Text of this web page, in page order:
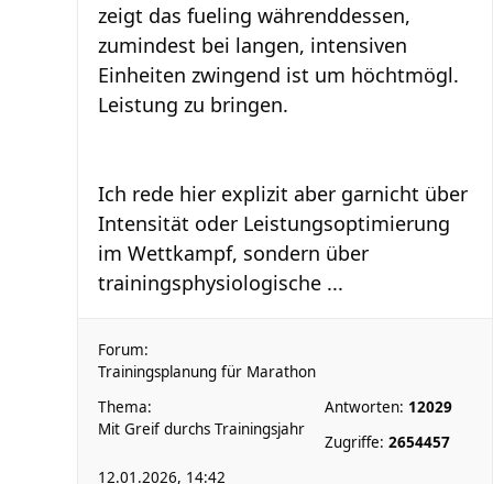
zeigt das fueling währenddessen,
zumindest bei langen, intensiven
Einheiten zwingend ist um höchtmögl.
Leistung zu bringen.
Ich rede hier explizit aber garnicht über
Intensität oder Leistungsoptimierung
im Wettkampf, sondern über
trainingsphysiologische ...
Forum:
Trainingsplanung für Marathon
Thema:
Mit Greif durchs Trainingsjahr
Antworten: 12029
Zugriffe: 2654457
12.01.2026, 14:42